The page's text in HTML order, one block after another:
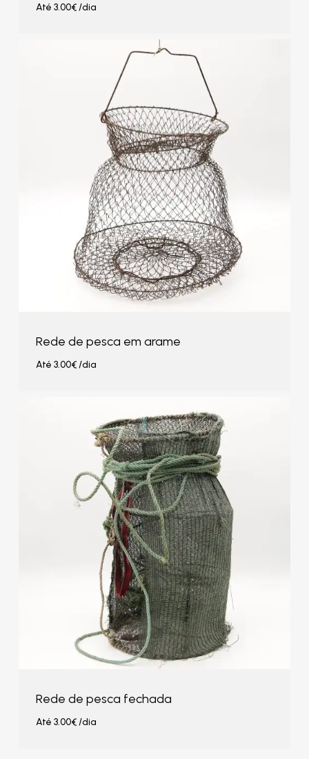
Até 3.00€/dia
Rede de pesca em arame
Até 3.00€/dia
Rede de pesca fechada
Até 3.00€/dia